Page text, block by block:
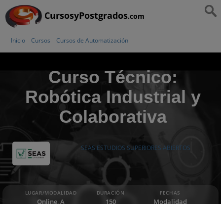
CursosyPostgrados.com
Inicio Cursos Cursos de Automatización
Curso Técnico:
Robótica Industrial y
Colaborativa
SEAS ESTUDIOS SUPERIORES ABIERTOS
LUGAR/MODALIDAD
Online, A
DURACIÓN
150
FECHAS
Modalidad